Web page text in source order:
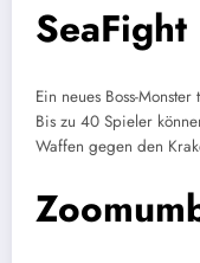
SeaFight
Ein neues Boss-
Bis zu 40 Spieler
Waffen gegen den